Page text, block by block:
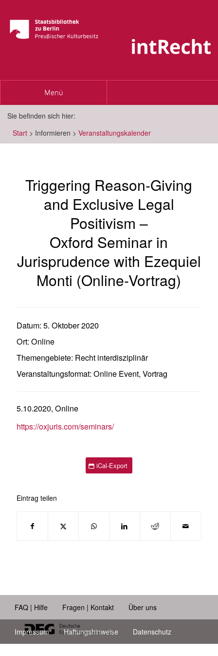
Toggle
Menü
Sie befinden sich hier:
Start > Informieren > Veranstaltungskalender
Triggering Reason-Giving
and Exclusive Legal
Positivism –
Oxford Seminar in
Jurisprudence with Ezequiel
Monti (Online-Vortrag)
Datum: 5. Oktober 2020
Ort: Online
Themengebiete: Recht interdisziplinär
Veranstaltungsformat: Online Event, Vortrag
5.10.2020, Online
https://oxjuris.com/seminars/
iCal-Export
Eintrag teilen
FAQ | Hilfe Fragen | Kontakt Über uns
Impressum Haftungshinweise Datenschutz